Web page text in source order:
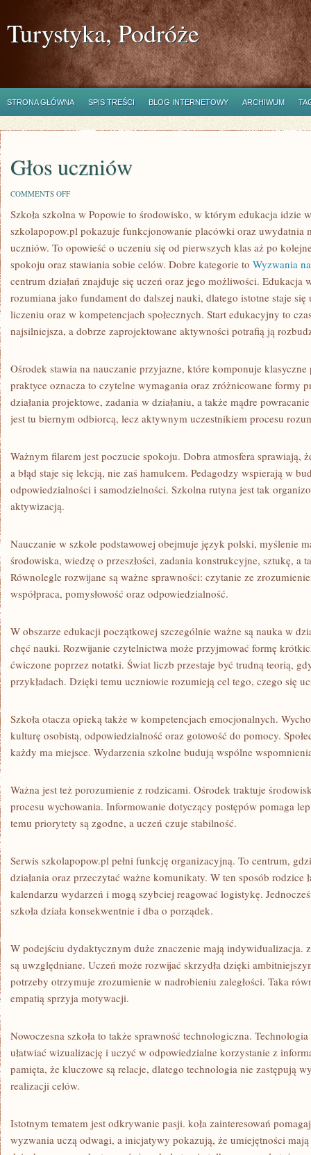
Turystyka, Podróże
STRONA GŁÓWNA SPIS TREŚCI BLOG INTERNETOWY ARCHIWUM
Głos uczniów
COMMENTS OFFON
UCZNIÓW
Szkoła szkolna w Popowie to środowisko, w którym edukacja idzie
szkolapopow.pl pokazuje funkcjonowanie placówki oraz uwydatnia
uczniów. To opowieść o uczeniu się od pierwszych klas aż po
spokoju oraz stawiania sobie celów. Dobre kategorie to Wyzwania
centrum działań znajduje się uczeń oraz jego możliwości. Edukacja
rozumiana jako fundament do dalszej nauki, dlatego istotne staje się
liczeniu oraz w kompetencjach społecznych. Start edukacyjny to
najsilniejsza, a dobrze zaprojektowane aktywności potrafią ją
Ośrodek stawia na nauczanie przyjazne, które komponuje
praktyce oznacza to czytelne wymagania oraz zróżnicowane formy
działania projektowe, zadania w działaniu, a także mądre
jest tu biernym odbiorcą, lecz aktywnym uczestnikiem procesu
Ważnym filarem jest poczucie spokoju. Dobra atmosfera sprawiają,
a błąd staje się lekcją, nie zaś hamulcem. Pedagodzy wspierają w
odpowiedzialności i samodzielności. Szkolna rutyna jest tak
aktywizacją.
Nauczanie w szkole podstawowej obejmuje język polski, myślenie
środowiska, wiedzę o przeszłości, zadania konstrukcyjne, sztukę, a
Równolegle rozwijane są ważne sprawności: czytanie ze
współpraca, pomysłowość oraz odpowiedzialność.
W obszarze edukacji początkowej szczególnie ważne są nauka w
chęć nauki. Rozwijanie czytelnictwa może przyjmować formę
ćwiczone poprzez notatki. Świat liczb przestaje być trudną teorią,
przykładach. Dzięki temu uczniowie rozumieją cel tego, czego się
Szkoła otacza opieką także w kompetencjach emocjonalnych.
kulturę osobistą, odpowiedzialność oraz gotowość do pomocy.
każdy ma miejsce. Wydarzenia szkolne budują wspólne
Ważna jest też porozumienie z rodzicami. Ośrodek traktuje
procesu wychowania. Informowanie dotyczący postępów pomaga
temu priorytety są zgodne, a uczeń czuje stabilność.
Serwis szkolapopow.pl pełni funkcję organizacyjną. To centrum,
działania oraz przeczytać ważne komunikaty. W ten sposób rodzice
kalendarzu wydarzeń i mogą szybciej reagować logistykę.
szkoła działa konsekwentnie i dba o porządek.
W podejściu dydaktycznym duże znaczenie mają indywidualizacja.
są uwzględniane. Uczeń może rozwijać skrzydła dzięki
potrzeby otrzymuje zrozumienie w nadrobieniu zaległości. Taka
empatią sprzyja motywacji.
Nowoczesna szkoła to także sprawność technologiczna.
ułatwiać wizualizację i uczyć w odpowiedzialne korzystanie z
pamięta, że kluczowe są relacje, dlatego technologia nie zastępują
realizacji celów.
Istotnym tematem jest odkrywanie pasji. koła zainteresowań
wyzwania uczą odwagi, a inicjatywy pokazują, że umiejętności